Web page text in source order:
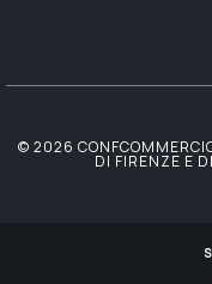
© 2026
DI FIRENZE E